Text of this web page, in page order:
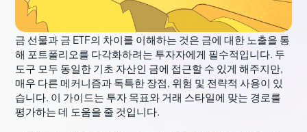
금 선물과 금 ETF의 차이를 이해하는 것은 금에 대한 노출을 통
해 포트폴리오를 다각화하려는 투자자에게 필수적입니다. 두
도구 모두 동일한 기초 자산인 금에 접근할 수 있게 해주지만,
매우 다른 메커니즘과 독특한 장점, 위험 및 전략적 사용이 있
습니다. 이 가이드는 투자 목표와 거래 스타일에 맞는 경로를
평가하는 데 도움을 줄 것입니다.